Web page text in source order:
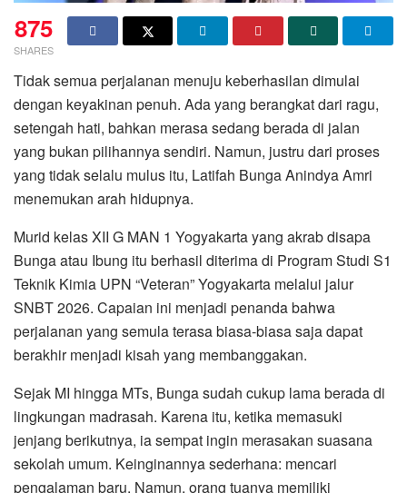
875
SHARES
Tidak semua perjalanan menuju keberhasilan dimulai
dengan keyakinan penuh. Ada yang berangkat dari ragu,
setengah hati, bahkan merasa sedang berada di jalan
yang bukan pilihannya sendiri. Namun, justru dari proses
yang tidak selalu mulus itu, Latifah Bunga Anindya Amri
menemukan arah hidupnya.
Murid kelas XII G MAN 1 Yogyakarta yang akrab disapa
Bunga atau Ibung itu berhasil diterima di Program Studi S1
Teknik Kimia UPN “Veteran” Yogyakarta melalui jalur
SNBT 2026. Capaian ini menjadi penanda bahwa
perjalanan yang semula terasa biasa-biasa saja dapat
berakhir menjadi kisah yang membanggakan.
Sejak MI hingga MTs, Bunga sudah cukup lama berada di
lingkungan madrasah. Karena itu, ketika memasuki
jenjang berikutnya, ia sempat ingin merasakan suasana
sekolah umum. Keinginannya sederhana: mencari
pengalaman baru. Namun, orang tuanya memiliki